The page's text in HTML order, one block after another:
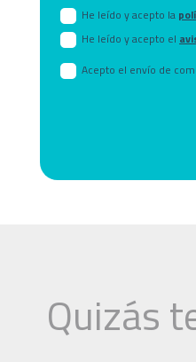
He leído y acepto la
He leído y acepto el
Acepto el envío de
Quizás